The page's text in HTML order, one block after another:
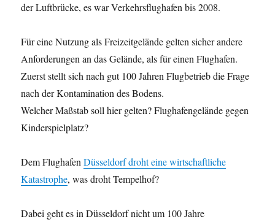
der Luftbrücke, es war Verkehrsflughafen bis 2008.
Für eine Nutzung als Freizeitgelände gelten sicher andere
Anforderungen an das Gelände, als für einen Flughafen.
Zuerst stellt sich nach gut 100 Jahren Flugbetrieb die Frage
nach der Kontamination des Bodens.
Welcher Maßstab soll hier gelten? Flughafengelände gegen
Kinderspielplatz?
Dem FlughafenDüsseldorf droht eine wirtschaftliche
Katastrophe, was droht Tempelhof?
Dabei geht es in Düsseldorf nicht um 100 Jahre